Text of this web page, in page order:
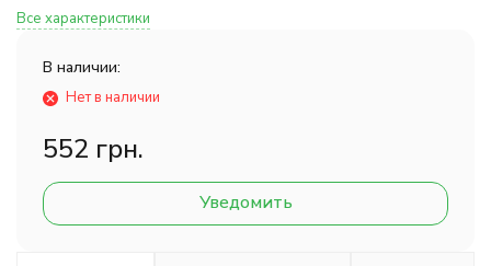
Все характеристики
В наличии:
Нет в наличии
552 грн.
Уведомить